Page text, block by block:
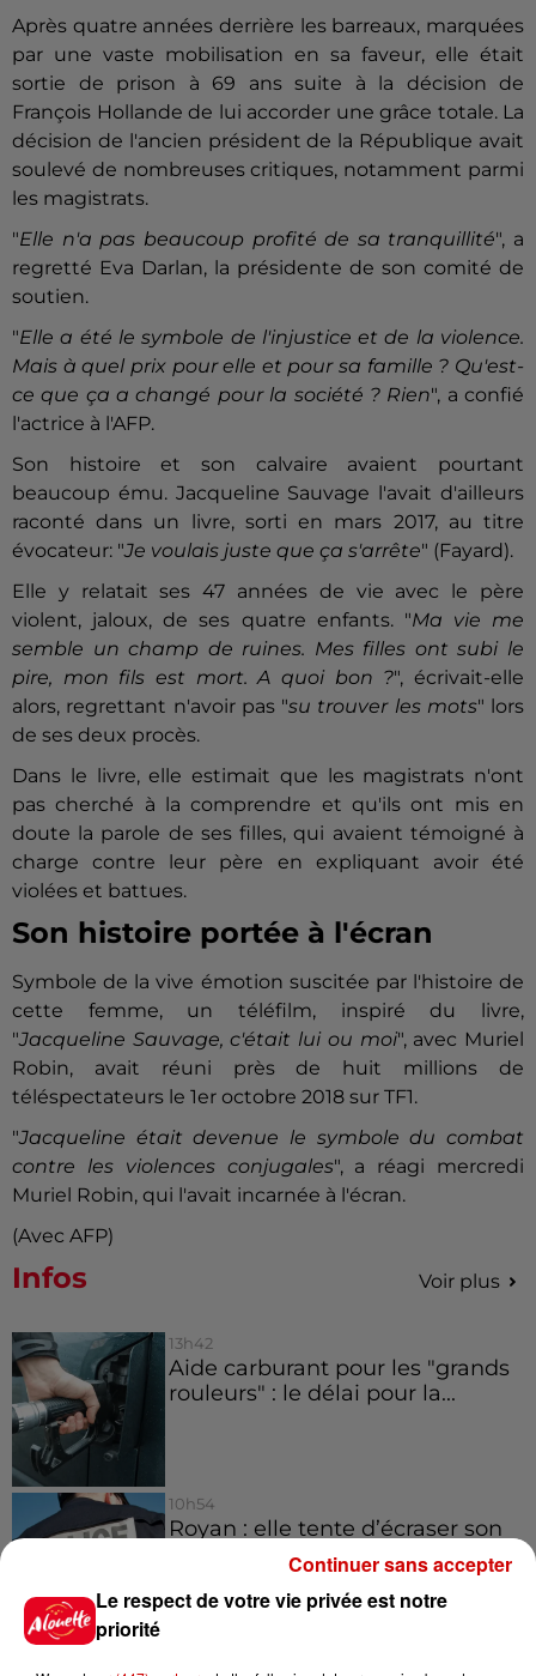
Après quatre années derrière les barreaux, marquées
par une vaste mobilisation en sa faveur, elle était
sortie de prison à 69 ans suite à la décision de
François Hollande de lui accorder une grâce totale. La
décision de l'ancien président de la République avait
soulevé de nombreuses critiques, notamment parmi
les magistrats.
"Elle n'a pas beaucoup profité de sa tranquillité", a
regretté Eva Darlan, la présidente de son comité de
soutien.
"Elle a été le symbole de l'injustice et de la violence.
Mais à quel prix pour elle et pour sa famille ? Qu'est-
ce que ça a changé pour la société ? Rien", a confié
l'actrice à l'AFP.
Son histoire et son calvaire avaient pourtant
beaucoup ému. Jacqueline Sauvage l'avait d'ailleurs
raconté dans un livre, sorti en mars 2017, au titre
évocateur: "Je voulais juste que ça s'arrête" (Fayard).
Elle y relatait ses 47 années de vie avec le père
violent, jaloux, de ses quatre enfants. "Ma vie me
semble un champ de ruines. Mes filles ont subi le
pire, mon fils est mort. A quoi bon ?", écrivait-elle
alors, regrettant n'avoir pas "su trouver les mots" lors
de ses deux procès.
Dans le livre, elle estimait que les magistrats n'ont
pas cherché à la comprendre et qu'ils ont mis en
doute la parole de ses filles, qui avaient témoigné à
charge contre leur père en expliquant avoir été
violées et battues.
Son histoire portée à l'écran
Symbole de la vive émotion suscitée par l'histoire de
cette femme, un téléfilm, inspiré du livre,
"Jacqueline Sauvage, c'était lui ou moi", avec Muriel
Robin, avait réuni près de huit millions de
téléspectateurs le 1er octobre 2018 sur TF1.
"Jacqueline était devenue le symbole du combat
contre les violences conjugales", a réagi mercredi
Muriel Robin, qui l'avait incarnée à l'écran.
(Avec AFP)
Infos Voir plus
13h42
Aide carburant pour les "grands
rouleurs" : le délai pour la...
10h54
Royan : elle tente d’écraser son
ex-conjoint et dit regretter...
Le respect de votre vie privée est notre
priorité
Continuer sans accepter